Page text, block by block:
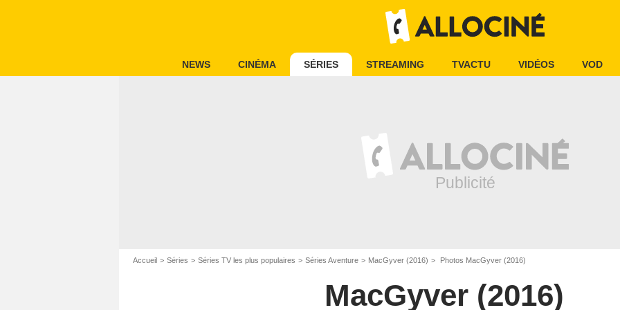
NEWS CINÉMA SÉRIES STREAMING TVACTU VIDÉOS VOD
Accueil Séries Séries TV les plus populaires Séries Aventure MacGyver (2016) Photos MacGyver (2016)
MacGyver (2016)